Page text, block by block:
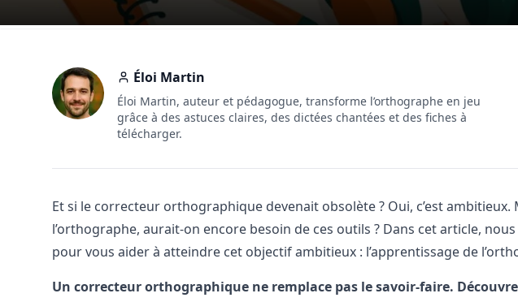
Éloi Martin
Éloi Martin, auteur et pédagogue, transforme l’orthographe en jeu
grâce à des astuces claires, des dictées chantées et des fiches à
télécharger.
Et si le correcteur orthographique devenait obsolète ? Oui, c’est
l’orthographe, aurait-on encore besoin de ces outils ? Dans cet article,
pour vous aider à atteindre cet objectif ambitieux : l’apprentissage de
Un correcteur orthographique ne remplace pas le savoir-faire.